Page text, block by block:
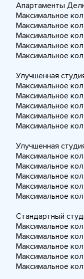
Апартаменты
Максимальное
Максимальное
Максимальное
Максимальное
Максимальное
Улучшенная
Максимальное
Максимальное
Максимальное
Максимальное
Максимальное
Улучшенная
Максимальное
Максимальное
Максимальное
Максимальное
Максимальное
Стандартный
Максимальное
Максимальное
Максимальное
Максимальное
Максимальное